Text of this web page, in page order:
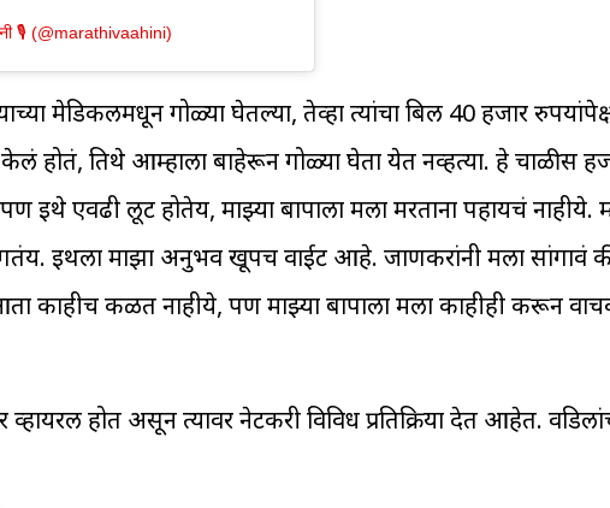
🎙️ (@marathivaahini)
मेडिकलमधून गोळ्या घेतल्या, तेव्हा त्यांचा बिल 40 हजार
होतं, तिथे आम्हाला बाहेरून गोळ्या घेता येत नव्हत्या. हे चाळीस
इथे एवढी लूट होतेय, माझ्या बापाला मला मरताना पहायचं नाहीये.
इथला माझा अनुभव खूपच वाईट आहे. जाणकरांनी मला सांगावं की
काहीच कळत नाहीये, पण माझ्या बापाला मला काहीही करून
होत असून त्यावर नेटकरी विविध प्रतिक्रिया देत आहेत.